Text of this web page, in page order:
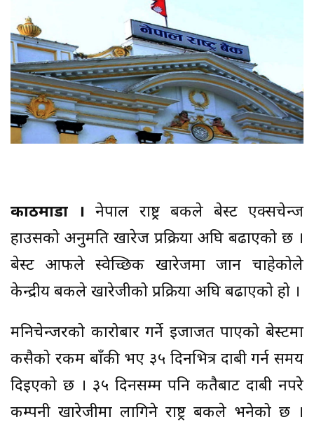
काठमाडौं । नेपाल राष्ट्र बैंकले बेस्ट एक्सचेन्ज
हाउसको अनुमति खारेज प्रक्रिया अघि बढाएको छ ।
बेस्ट आफैंले स्वेच्छिक खारेजमा जान चाहेकोले
केन्द्रीय बैंकले खारेजीको प्रक्रिया अघि बढाएको हो ।
मनिचेन्जरको कारोबार गर्ने इजाजत पाएको बेस्टमा
कसैको रकम बाँकी भए ३५ दिनभित्र दाबी गर्न समय
दिइएको छ । ३५ दिनसम्म पनि कतैबाट दाबी नपरे
कम्पनी खारेजीमा लागिने राष्ट्र बैंकले भनेको छ ।